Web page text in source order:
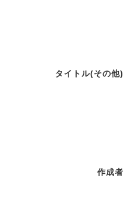
タイトル(その他)
作成者